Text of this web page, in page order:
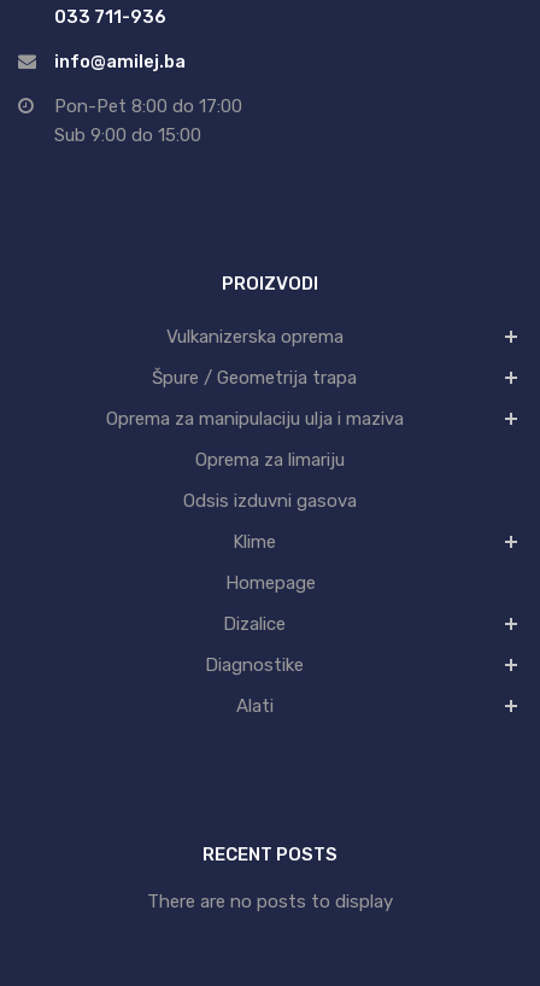
033 711-936
info@amilej.ba
Pon-Pet 8:00 do 17:00
Sub 9:00 do 15:00
PROIZVODI
Vulkanizerska oprema
Špure / Geometrija trapa
Oprema za manipulaciju ulja i maziva
Oprema za limariju
Odsis izduvni gasova
Klime
Homepage
Dizalice
Diagnostike
Alati
RECENT POSTS
There are no posts to display